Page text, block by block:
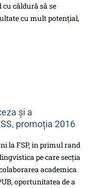
căldură să se
cu mult potențial,
și a
promoția 2016
la FSP, in primul rand
pe care secția
academica
oportunitatea de a